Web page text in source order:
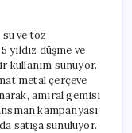
ve toz
yıldız düşme ve
kullanım sunuyor.
metal çerçeve
amiral gemisi
kampanyası
satışa sunuluyor.